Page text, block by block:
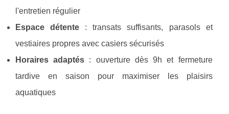
l'entretien régulier
Espace détente : transats suffisants, parasols et
vestiaires propres avec casiers sécurisés
Horaires adaptés : ouverture dès 9h et fermeture
tardive en saison pour maximiser les plaisirs
aquatiques